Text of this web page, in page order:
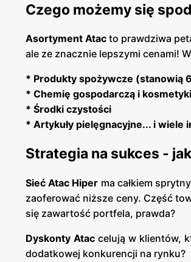
Czego możemy się
Asortyment Atac to prawdziwa
ale ze znacznie lepszymi cenami!
* Produkty spożywcze (stanowią
* Chemię gospodarczą i kosmetyki
* Środki czystości
* Artykuły pielęgnacyjne... i wiele
Strategia na sukces -
Sieć Atac Hiper ma całkiem
zaoferować niższe ceny. Część
się zawartość portfela, prawda?
Dyskonty Atac celują w klientów,
dodatkowej konkurencji na rynku?